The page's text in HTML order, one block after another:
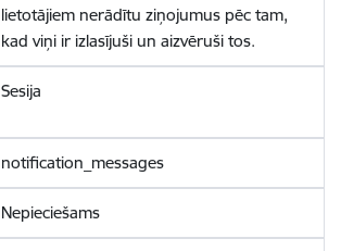
lietotājiem nerādītu ziņojumus pēc tam,
kad viņi ir izlasījuši un aizvēruši tos.
Sesija
notification_messages
Nepieciešams